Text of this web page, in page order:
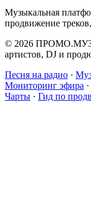
Музыкальная
продвижение
© 2026
артистов, DJ и
Песня на радио ·
Мониторинг эфира ·
Чарты · Гид по